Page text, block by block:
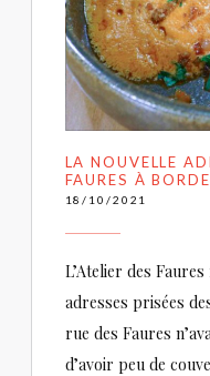
LA NOUVELLE
FAURES À
18/10/2021
L’Atelier des
adresses prisées
rue des Faures
d’avoir peu de